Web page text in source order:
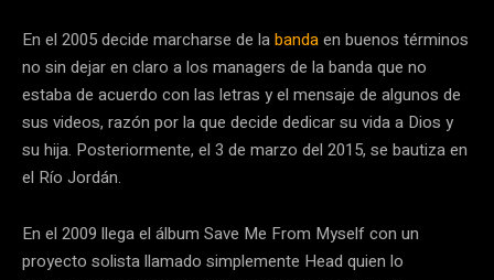
En el 2005 decide marcharse de labandaen buenos términos
no sin dejar en claro a los managers de la banda que no
estaba de acuerdo con las letras y el mensaje de algunos de
sus videos, razón por la que decide dedicar su vida a Dios y
su hija. Posteriormente, el 3 de marzo del 2015, se bautiza en
el Río Jordán.
En el 2009 llega el álbum Save Me From Myself con un
proyecto solista llamado simplemente Head quien lo